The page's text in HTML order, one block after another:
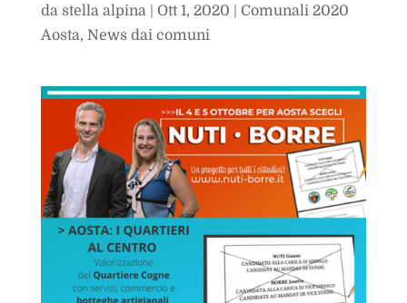
da stella alpina| Ott 1, 2020
Comunali 2020
Aosta, News dai comuni